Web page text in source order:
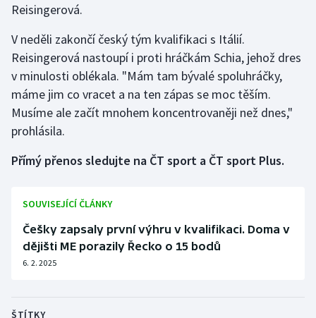
Reisingerová.
V neděli zakončí český tým kvalifikaci s Itálií.
Reisingerová nastoupí i proti hráčkám Schia, jehož dres
v minulosti oblékala. "Mám tam bývalé spoluhráčky,
máme jim co vracet a na ten zápas se moc těším.
Musíme ale začít mnohem koncentrovaněji než dnes,"
prohlásila.
Přímý přenos sledujte na ČT sport a ČT sport Plus.
SOUVISEJÍCÍ ČLÁNKY
Češky zapsaly první výhru v kvalifikaci. Doma v
dějišti ME porazily Řecko o 15 bodů
6. 2. 2025
ŠTÍTKY